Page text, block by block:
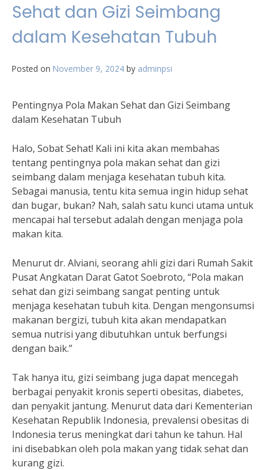
Sehat dan Gizi Seimbang
dalam Kesehatan Tubuh
Posted on November 9, 2024 by adminpsi
Pentingnya Pola Makan Sehat dan Gizi Seimbang
dalam Kesehatan Tubuh
Halo, Sobat Sehat! Kali ini kita akan membahas
tentang pentingnya pola makan sehat dan gizi
seimbang dalam menjaga kesehatan tubuh kita.
Sebagai manusia, tentu kita semua ingin hidup sehat
dan bugar, bukan? Nah, salah satu kunci utama untuk
mencapai hal tersebut adalah dengan menjaga pola
makan kita.
Menurut dr. Alviani, seorang ahli gizi dari Rumah Sakit
Pusat Angkatan Darat Gatot Soebroto, “Pola makan
sehat dan gizi seimbang sangat penting untuk
menjaga kesehatan tubuh kita. Dengan mengonsumsi
makanan bergizi, tubuh kita akan mendapatkan
semua nutrisi yang dibutuhkan untuk berfungsi
dengan baik.”
Tak hanya itu, gizi seimbang juga dapat mencegah
berbagai penyakit kronis seperti obesitas, diabetes,
dan penyakit jantung. Menurut data dari Kementerian
Kesehatan Republik Indonesia, prevalensi obesitas di
Indonesia terus meningkat dari tahun ke tahun. Hal
ini disebabkan oleh pola makan yang tidak sehat dan
kurang gizi.